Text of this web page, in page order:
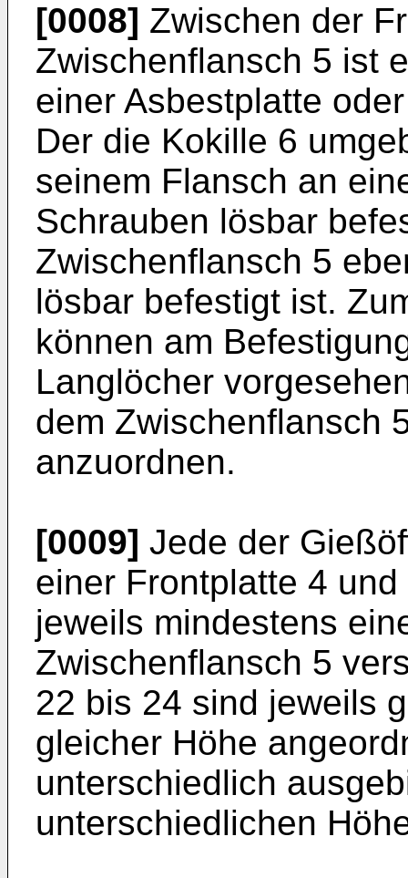
[0008] Zwischen der
Zwischenflansch 5 ist
einer Asbestplatte
Der die Kokille 6
seinem Flansch an
Schrauben lösbar
Zwischenflansch 5
lösbar befestigt ist.
können am
Langlöcher
dem Zwischenflansch
anzuordnen.
[0009] Jede der
einer Frontplatte 4
jeweils mindestens
Zwischenflansch 5
22 bis 24 sind jeweils
gleicher Höhe
unterschiedlich
unterschiedlichen